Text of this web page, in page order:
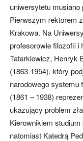
uniwersytetu
Pierwszym rektorem
Krakowa. Na
profesorowie filozofii i
Tatarkiewicz, Henryk
(1863-1954), który
narodowego systemu
(1861 – 1938)
ukazujący problem
Kierownikiem
natomiast Katedrą